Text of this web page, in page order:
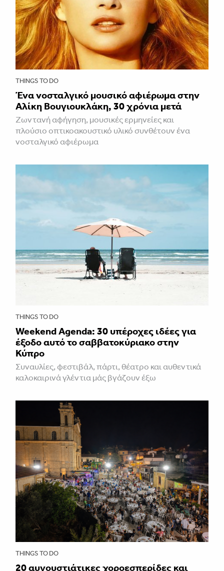
THINGS TO DO
Ένα νοσταλγικό μουσικό αφιέρωμα στην
Αλίκη Βουγιουκλάκη, 30 χρόνια μετά
Ζωντανή αφήγηση, μουσικές ερμηνείες και
πλούσιο οπτικοακουστικό υλικό συνθέτουν ένα
νοσταλγικό αφιέρωμα
THINGS TO DO
Weekend Agenda: 30 υπέροχες ιδέες για
έξοδο αυτό το σαββατοκύριακο στην
Κύπρο
Συναυλίες, φεστιβάλ, πάρτι, θέατρο και αυθεντικά
καλοκαιρινά γλέντια μάς βγάζουν έξω
THINGS TO DO
20 αυγουστιάτικες χοροεσπερίδες και